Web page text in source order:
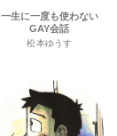
一生に一度も使わない
GAY会話
松本ゆうす